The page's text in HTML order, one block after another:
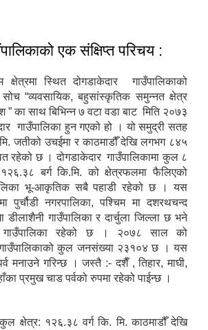
एक संक्षिप्त परिचय :
क्षेत्रमा स्थित दोगडाकेदार गाउँपालिकाको
सोच “व्यवसायिक, बहुसांस्कृतिक समुन्नत क्षेत्र
” का साथ बिभिन्न ७ वटा वडा बाट मिति २०७३
गाउँपालिका हुन गएको हो । यो समुद्री सतह
जतीको उचईमा र काठमाडौँ देखि लगभग ८४५
रहेको छ । दोगडाकेदार गाउँपालिकामा कुल ८
बर्ग कि.मि. को क्षेत्रफलमा फैलिएको
भू-आकृतिक सबै पहाडी रहेको छ । यस
पुर्चौडी नगरपालिका, पश्चिम मा दशरथचन्द
डीलाशैनी गाउँपालिका र दार्चुला जिल्ला छ भने
गाउँपालिका रहेको छ । २०७८ साल को
कुल जनसंख्या २३१०४ छ । यस
मनाउने गरिन्छ । जस्तै :- दशैँ , तिहार, माघी,
प्रमुख चाड पर्वको रुपमा रहेको पाईन्छ ।
क्षेत्र: १२६.३८ वर्ग कि. मि. काठमाडौँ देखि